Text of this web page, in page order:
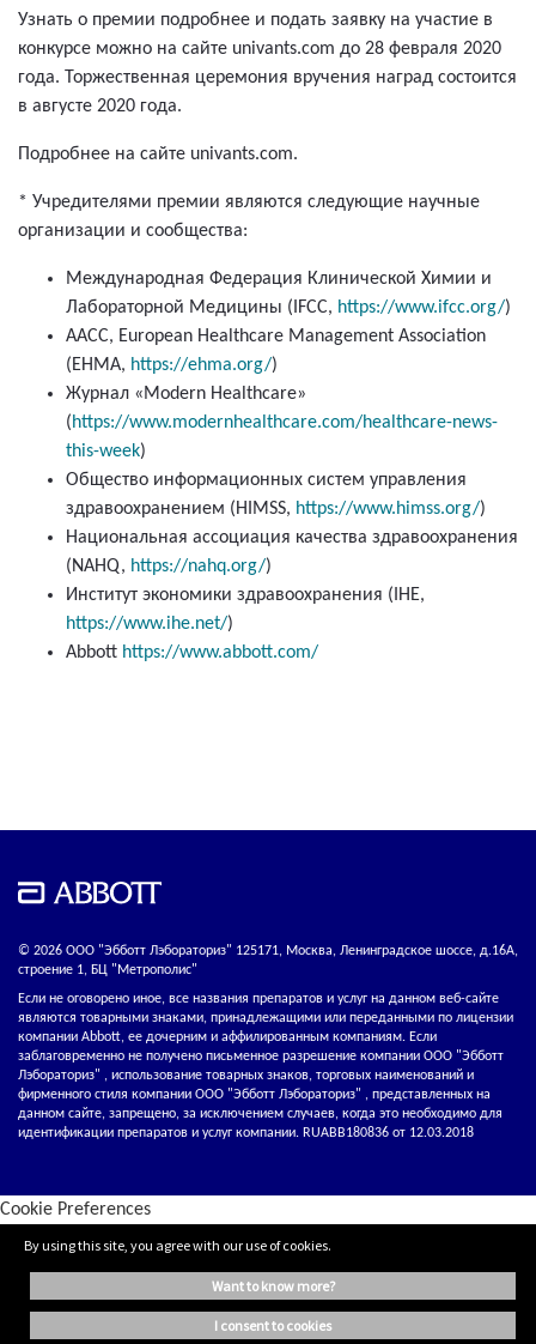
Узнать о премии подробнее и подать заявку на участие в
конкурсе можно на сайте univants.com до 28 февраля 2020
года. Торжественная церемония вручения наград состоится
в августе 2020 года.
Подробнее на сайте univants.com.
* Учредителями премии являются следующие научные
организации и сообщества:
Международная Федерация Клинической Химии и
Лабораторной Медицины (IFCC, https://www.ifcc.org/)
AACC, European Healthcare Management Association
(EHMA, https://ehma.org/)
Журнал «Modern Healthcare»
(https://www.modernhealthcare.com/healthcare-news-
this-week)
Общество информационных систем управления
здравоохранением (HIMSS, https://www.himss.org/)
Национальная ассоциация качества здравоохранения
(NAHQ, https://nahq.org/)
Институт экономики здравоохранения (IHE,
https://www.ihe.net/)
Abbott https://www.abbott.com/
© 2026 ООО "Эбботт Лэбораториз" 125171, Москва, Ленинградское шоссе, д.16А,
строение 1, БЦ "Метрополис"
Если не оговорено иное, все названия препаратов и услуг на данном веб-сайте
являются товарными знаками, принадлежащими или переданными по лицензии
компании Abbott, ее дочерним и аффилированным компаниям. Если
заблаговременно не получено письменное разрешение компании ООО "Эбботт
Лэбораториз" , использование товарных знаков, торговых наименований и
фирменного стиля компании ООО "Эбботт Лэбораториз" , представленных на
данном сайте, запрещено, за исключением случаев, когда это необходимо для
идентификации препаратов и услуг компании. RUABB180836 от 12.03.2018
Cookie Preferences
By using this site, you agree with our use of cookies.
want to know more?
i consent to cookies